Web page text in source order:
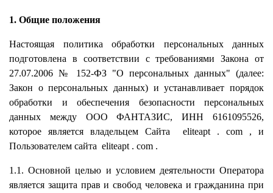
1. Общие положения
Настоящая политика обработки персональных данных
подготовлена в соответствии с требованиями Закона от
27.07.2006 № 152-ФЗ "О персональных данных" (далее:
Закон о персональных данных) и устанавливает порядок
обработки и обеспечения безопасности персональных
данных между ООО ФАНТАЗИС, ИНН 6161095526,
которое является владельцем Сайта
eliteapt . com
, и
Пользователем сайта eliteapt . com .
1.1. Основной целью и условием деятельности Оператора
является защита прав и свобод человека и гражданина при